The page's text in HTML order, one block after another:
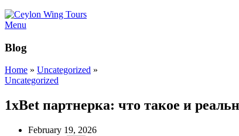
Menu
Blog
Home » Uncategorized »
Uncategorized
1xBet партнерка: что такое и
February 19, 2026